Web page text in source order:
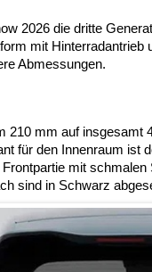
2026 die dritte
mit
Abmessungen.
210 mm auf
für den Innenraum
mit
sind in Schwarz